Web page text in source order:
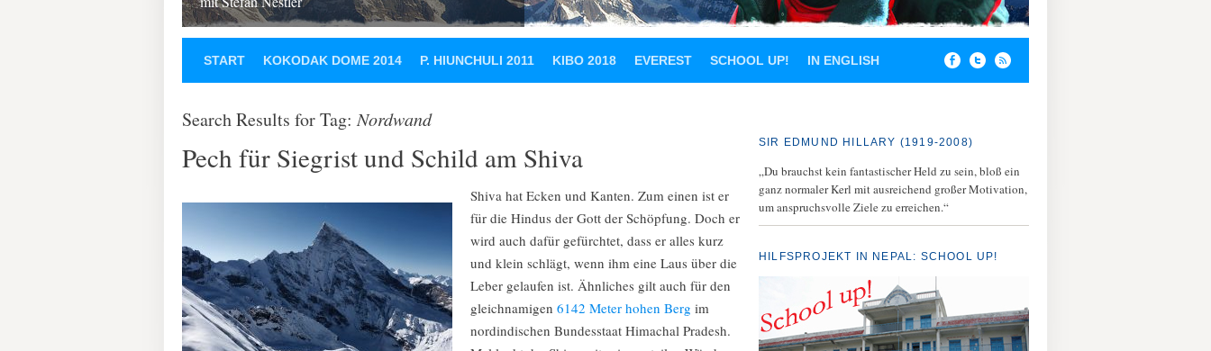
START KOKODAK DOME 2014 P. HIUNCHULI 2011 KIBO 2018 EVEREST SCHOOL UP! IN ENGLISH
Search Results for Tag:Nordwand
Pech für Siegrist und Schild am Shiva
Shiva hat Ecken und Kanten. Zum einen ist er
für die Hindus der Gott der Schöpfung. Doch er
wird auch dafür gefürchtet, dass er alles kurz
und klein schlägt, wenn ihm eine Laus über die
Leber gelaufen ist. Ähnliches gilt auch für den
gleichnamigen 6142 Meter hohen Berg im
nordindischen Bundesstaat Himachal Pradesh.
SIR EDMUND HILLARY (1919-2008)
„Du brauchst kein fantastischer Held zu sein, bloß ein
ganz normaler Kerl mit ausreichend großer Motivation,
um anspruchsvolle Ziele zu erreichen.“
HILFSPROJEKT IN NEPAL: SCHOOL UP!